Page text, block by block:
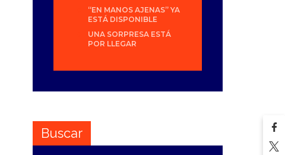
“EN MANOS AJENAS” YA
ESTÁ DISPONIBLE
UNA SORPRESA ESTÁ
POR LLEGAR
Buscar